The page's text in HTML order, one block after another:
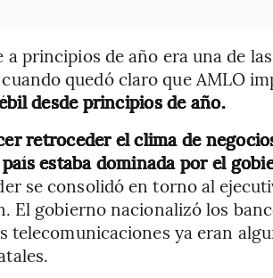
a principios de año era una de
quedó claro que AMLO
desde principios de año.
retroceder el clima de
estaba dominada por el
se consolidó en torno al
El gobierno nacionalizó los
telecomunicaciones ya eran